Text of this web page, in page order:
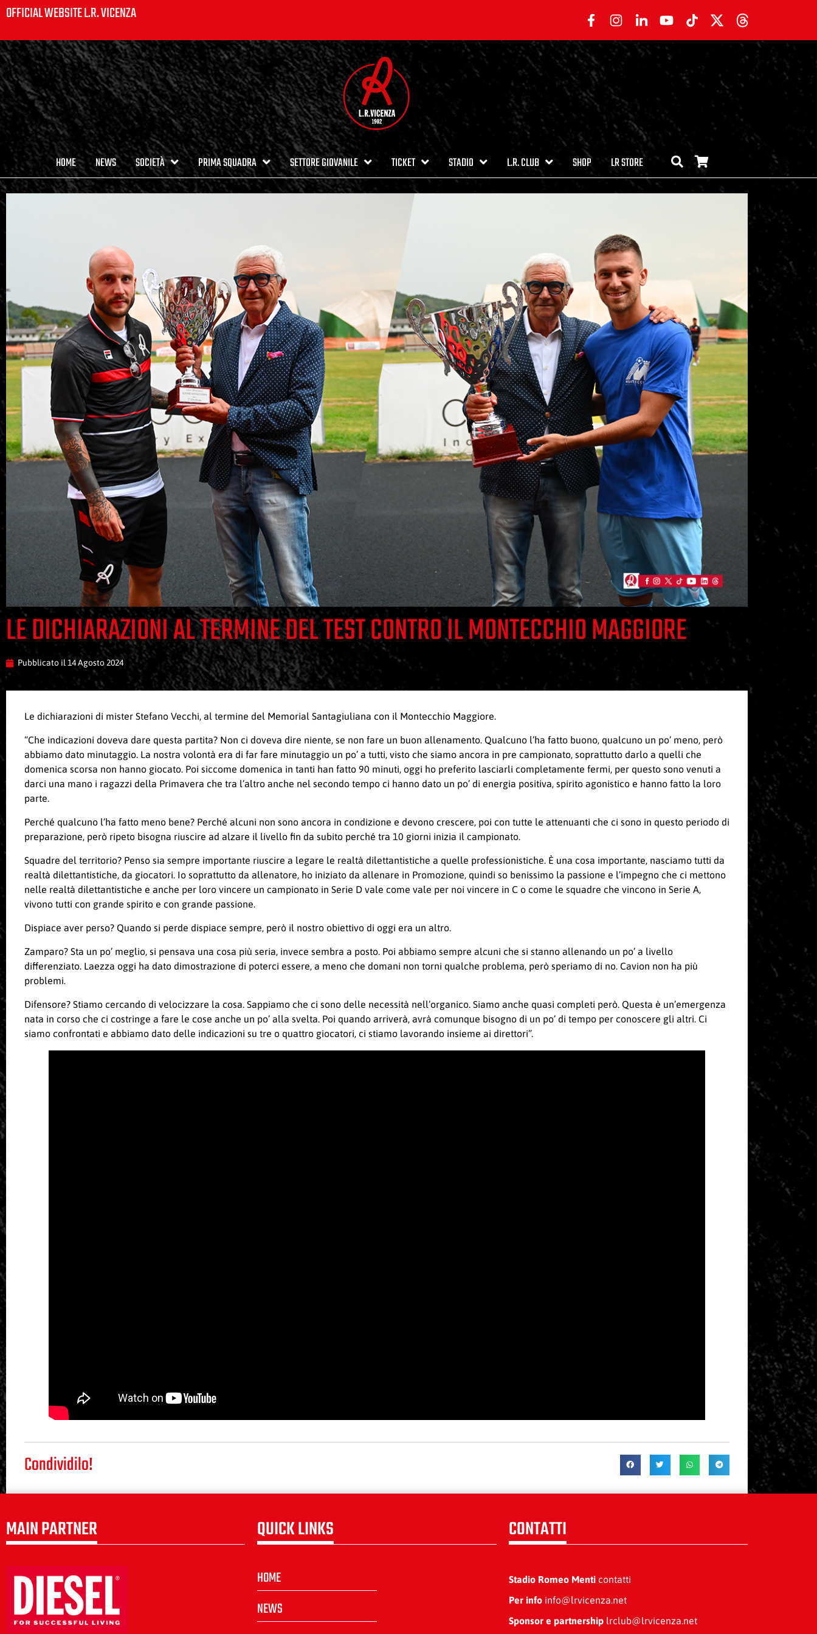
OFFICIAL WEBSITE L.R. VICENZA
HOME NEWS SOCIETÀ PRIMA SQUADRA SETTORE GIOVANILE TICKET STADIO L.R. CLUB SHOP LR STORE
LE DICHIARAZIONI AL TERMINE DEL TEST CONTRO IL MONTECCHIO MAGGIORE
Pubblicato il14 Agosto 2024
Le dichiarazioni di mister Stefano Vecchi, al termine del Memorial Santagiuliana con il Montecchio Maggiore.
“Che indicazioni doveva dare questa partita? Non ci doveva dire niente, se non fare un buon allenamento. Qualcuno l’ha fatto buono, qualcuno un po’ meno, però
abbiamo dato minutaggio. La nostra volontà era di far fare minutaggio un po’ a tutti, visto che siamo ancora in pre campionato, soprattutto darlo a quelli che
domenica scorsa non hanno giocato. Poi siccome domenica in tanti han fatto 90 minuti, oggi ho preferito lasciarli completamente fermi, per questo sono venuti a
darci una mano i ragazzi della Primavera che tra l’altro anche nel secondo tempo ci hanno dato un po’ di energia positiva, spirito agonistico e hanno fatto la loro
parte.
Perché qualcuno l’ha fatto meno bene? Perché alcuni non sono ancora in condizione e devono crescere, poi con tutte le attenuanti che ci sono in questo periodo di
preparazione, però ripeto bisogna riuscire ad alzare il livello fin da subito perché tra 10 giorni inizia il campionato.
Squadre del territorio? Penso sia sempre importante riuscire a legare le realtà dilettantistiche a quelle professionistiche. È una cosa importante, nasciamo tutti da
realtà dilettantistiche, da giocatori. Io soprattutto da allenatore, ho iniziato da allenare in Promozione, quindi so benissimo la passione e l’impegno che ci mettono
nelle realtà dilettantistiche e anche per loro vincere un campionato in Serie D vale come vale per noi vincere in C o come le squadre che vincono in Serie A,
vivono tutti con grande spirito e con grande passione.
Dispiace aver perso? Quando si perde dispiace sempre, però il nostro obiettivo di oggi era un altro.
Zamparo? Sta un po’ meglio, si pensava una cosa più seria, invece sembra a posto. Poi abbiamo sempre alcuni che si stanno allenando un po’ a livello
differenziato. Laezza oggi ha dato dimostrazione di poterci essere, a meno che domani non torni qualche problema, però speriamo di no. Cavion non ha più
problemi.
Difensore? Stiamo cercando di velocizzare la cosa. Sappiamo che ci sono delle necessità nell’organico. Siamo anche quasi completi però. Questa è un’emergenza
nata in corso che ci costringe a fare le cose anche un po’ alla svelta. Poi quando arriverà, avrà comunque bisogno di un po’ di tempo per conoscere gli altri. Ci
siamo confrontati e abbiamo dato delle indicazioni su tre o quattro giocatori, ci stiamo lavorando insieme ai direttori”.
Condividilo!
MAIN PARTNER QUICK LINKS
HOME
NEWS
CONTATTI
Stadio Romeo Menticontatti
Per infoinfo@lrvicenza.net
Sponsor e partnershiplrclub@lrvicenza.net